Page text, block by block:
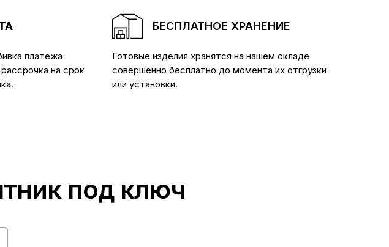
платежа
на срок
БЕСПЛАТНОЕ ХРАНЕНИЕ
Готовые изделия хранятся на нашем складе
совершенно бесплатно до момента их отгрузки
или установки.
под ключ